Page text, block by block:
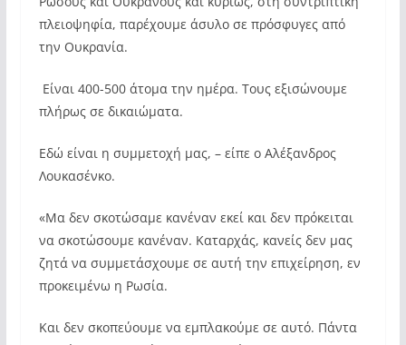
πλειοψηφία, παρέχουμε άσυλο σε πρόσφυγες από
την Ουκρανία.
Είναι 400-500 άτομα την ημέρα. Τους εξισώνουμε
πλήρως σε δικαιώματα.
Εδώ είναι η συμμετοχή μας, – είπε ο Αλέξανδρος
Λουκασένκο.
«Μα δεν σκοτώσαμε κανέναν εκεί και δεν πρόκειται
να σκοτώσουμε κανέναν. Καταρχάς, κανείς δεν μας
ζητά να συμμετάσχουμε σε αυτή την επιχείρηση, εν
προκειμένω η Ρωσία.
Και δεν σκοπεύουμε να εμπλακούμε σε αυτό. Πάντα